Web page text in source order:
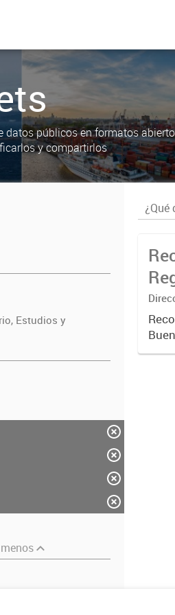
datos públicos en formatos
y compartirlos
Estudios y